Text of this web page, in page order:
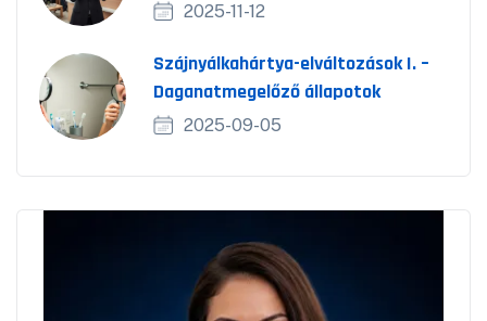
2025-11-12
Szájnyálkahártya-elváltozások I. –
Daganatmegelőző állapotok
2025-09-05